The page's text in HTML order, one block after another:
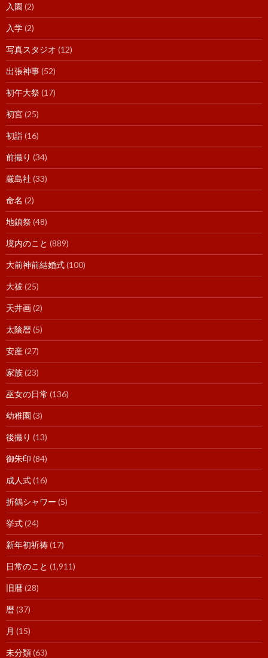
入園 (2)
入学(2)
写真スタジオ (12)
出張神事(52)
初午大祭(17)
初宮(25)
初詣(16)
前撮り (34)
厳島社 (33)
命名 (2)
地鎮祭(48)
境内のこと (889)
大前神前結婚式(100)
大祓(25)
天井画(2)
太陰暦(5)
安産(27)
家族(23)
巫女の日常 (136)
幼稚園 (3)
後撮り (13)
御朱印 (84)
成人式(16)
折鶴シャワー (5)
挙式(24)
新年初祈祷(17)
日常のこと (1,911)
旧暦(28)
暦(37)
月 (15)
未分類(63)